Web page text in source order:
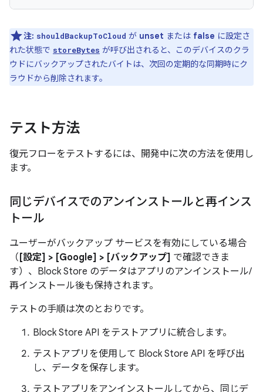
注: shouldBackupToCloud が unset または false に設定さ
れた状態で storeBytes が呼び出されると、このデバイスのクラ
ウドにバックアップされたバイトは、次回の定期的な同期時にク
ラウドから削除されます。
テスト方法
復元フローをテストするには、開発中に次の方法を使用し
ます。
同じデバイスでのアンインストールと再インス
トール
ユーザーがバックアップ サービスを有効にしている場合
（ [設定] > [Google] > [バックアップ] で確認できま
す）、Block Store のデータはアプリのアンインストール/
再インストール後も保持されます。
テストの手順は次のとおりです。
Block Store API をテストアプリに統合します。
テストアプリを使用して Block Store API を呼び出
し、データを保存します。
テストアプリをアンインストールしてから、同じデ